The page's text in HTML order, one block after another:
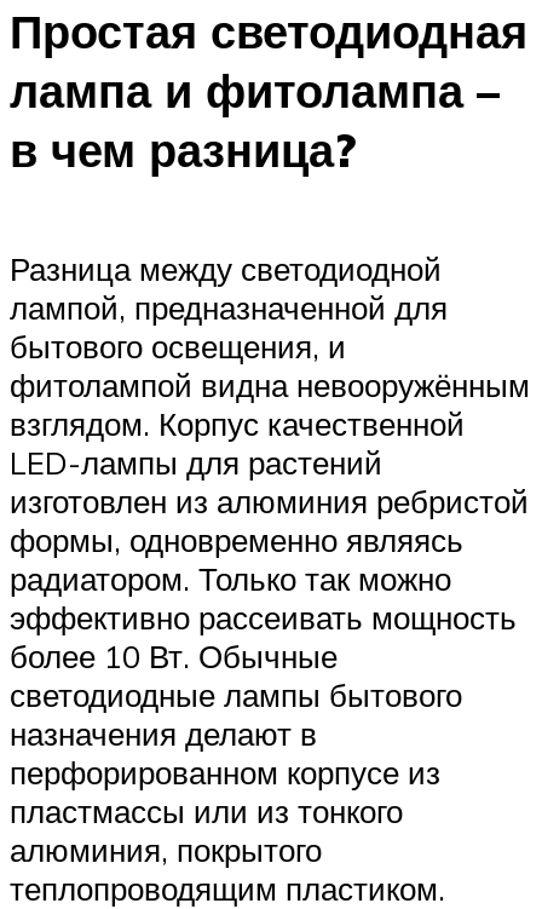
Простая светодиодная
лампа и фитолампа –
в чем разница?
Разница между светодиодной
лампой, предназначенной для
бытового освещения, и
фитолампой видна невооружённым
взглядом. Корпус качественной
LED-лампы для растений
изготовлен из алюминия ребристой
формы, одновременно являясь
радиатором. Только так можно
эффективно рассеивать мощность
более 10 Вт. Обычные
светодиодные лампы бытового
назначения делают в
перфорированном корпусе из
пластмассы или из тонкого
алюминия, покрытого
теплопроводящим пластиком.